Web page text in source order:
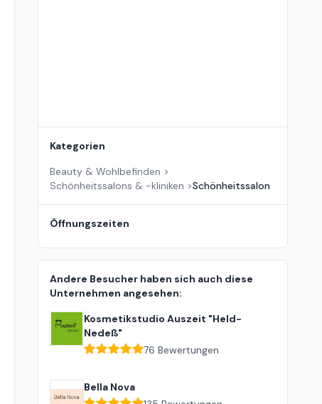
Kategorien
Beauty & Wohlbefinden >
Schönheitssalons & -kliniken >Schönheitssalon
Öffnungszeiten
Andere Besucher haben sich auch diese
Unternehmen angesehen:
Kosmetikstudio Auszeit "Held-
Nedeß"
76 Bewertungen
Bella Nova